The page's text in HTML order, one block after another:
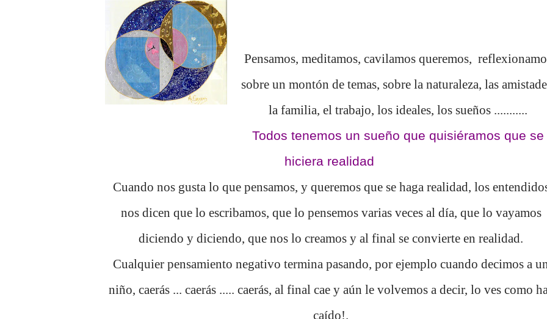
Pensamos, meditamos, cavilamos queremos,
sobre un montón de temas, sobre la naturaleza, las
la familia, el trabajo, los ideales, los sueños ...........
Todos tenemos un sueño que quisiéramos que se
hiciera realidad
Cuando nos gusta lo que pensamos, y queremos que se haga realidad, los
nos dicen que lo escribamos, que lo pensemos varias veces al día, que lo vayamos
diciendo y diciendo, que nos lo creamos y al final se convierte en realidad.
Cualquier pensamiento negativo termina pasando, por ejemplo cuando decimos a
niño, caerás ... caerás ..... caerás, al final cae y aún le volvemos a decir, lo ves como
caído!.